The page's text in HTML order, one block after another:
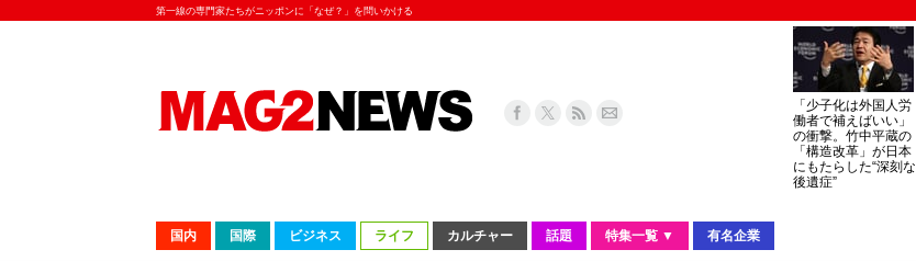
第一線の専門家たちがニッポンに「なぜ？」を問いかける
「少子化は外国人労
働者で補えばいい」
の衝撃。竹中平蔵の
「構造改革」が日本
にもたらした“深刻な
後遺症”
国内 国際 ビジネス ライフ カルチャー 話題 特集一覧 ▼ 有名企業